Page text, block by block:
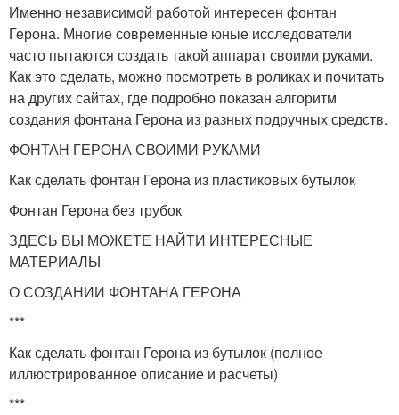
Именно независимой работой интересен фонтан
Герона. Многие современные юные исследователи
часто пытаются создать такой аппарат своими руками.
Как это сделать, можно посмотреть в роликах и почитать
на других сайтах, где подробно показан алгоритм
создания фонтана Герона из разных подручных средств.
ФОНТАН ГЕРОНА СВОИМИ РУКАМИ
Как сделать фонтан Герона из пластиковых бутылок
Фонтан Герона без трубок
ЗДЕСЬ ВЫ МОЖЕТЕ НАЙТИ ИНТЕРЕСНЫЕ
МАТЕРИАЛЫ
О СОЗДАНИИ ФОНТАНА ГЕРОНА
***
Как сделать фонтан Герона из бутылок (полное
иллюстрированное описание и расчеты)
***